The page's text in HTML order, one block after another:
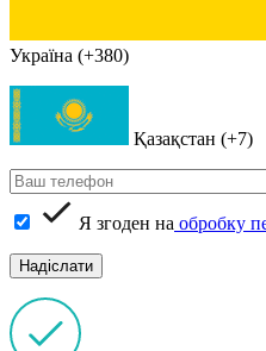
Україна (+380)
Қазақстан (+7)
Я згоден на обробку